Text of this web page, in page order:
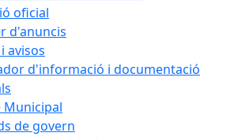
oficial
d'anuncis
avisos
d'informació i documentació
Municipal
de govern